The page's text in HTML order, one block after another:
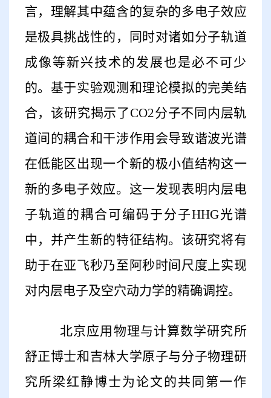
言，理解其中蕴含的复杂的多电子效应
是极具挑战性的，同时对诸如分子轨道
成像等新兴技术的发展也是必不可少
的。基于实验观测和理论模拟的完美结
合，该研究揭示了CO2分子不同内层轨
道间的耦合和干涉作用会导致谐波光谱
在低能区出现一个新的极小值结构这一
新的多电子效应。这一发现表明内层电
子轨道的耦合可编码于分子HHG光谱
中，并产生新的特征结构。该研究将有
助于在亚飞秒乃至阿秒时间尺度上实现
对内层电子及空穴动力学的精确调控。
北京应用物理与计算数学研究所
舒正博士和吉林大学原子与分子物理研
究所梁红静博士为论文的共同第一作